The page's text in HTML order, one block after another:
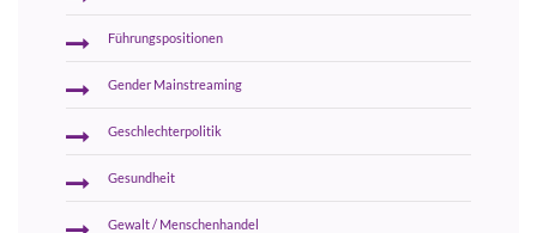
Führungspositionen
Gender Mainstreaming
Geschlechterpolitik
Gesundheit
Gewalt / Menschenhandel